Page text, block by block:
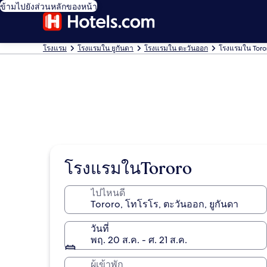
ข้ามไปยังส่วนหลักของหน้า
โรงแรม โรงแรมใน ยูกันดา โรงแรมใน ตะวันออก โรงแรมใน
โรงแรมในTororo
ไปไหนดี
วันที่
พฤ. 20 ส.ค. - ศ. 21 ส.ค.
ผู้เข้าพัก